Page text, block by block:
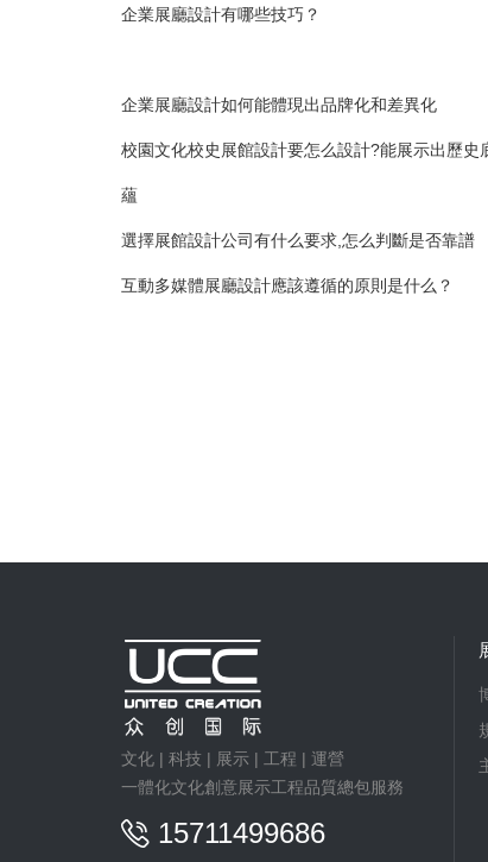
企業展廳設計有哪些技巧？
企業展廳設計如何能體現出品牌化和差異化
校園文化校史展館設計要怎么設計?能展示出歷史
蘊
選擇展館設計公司有什么要求,怎么判斷是否靠譜
互動多媒體展廳設計應該遵循的原則是什么？
文化 | 科技 | 展示 | 工程 | 運營
一體化文化創意展示工程品質總包服務
15711499686